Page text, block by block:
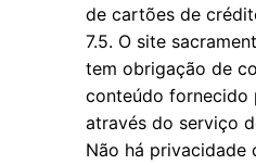
de cartões de
7.5. O site
tem obrigação de
conteúdo fornecido
através do serviço
Não há privacidade